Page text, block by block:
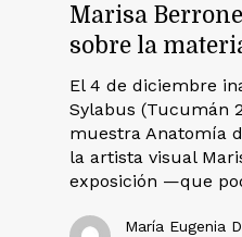
Marisa
sobre la
El 4 de diciembre
Sylabus (Tucumán
muestra Anatomía
la artista visual
exposición —que
María Eugenia